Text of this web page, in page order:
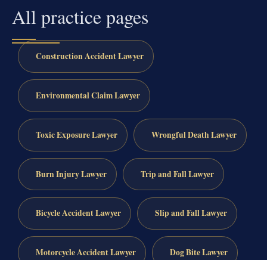
All practice pages
Construction Accident Lawyer
Environmental Claim Lawyer
Toxic Exposure Lawyer Wrongful Death Lawyer
Burn Injury Lawyer Trip and Fall Lawyer
Bicycle Accident Lawyer Slip and Fall Lawyer
Motorcycle Accident Lawyer Dog Bite Lawyer